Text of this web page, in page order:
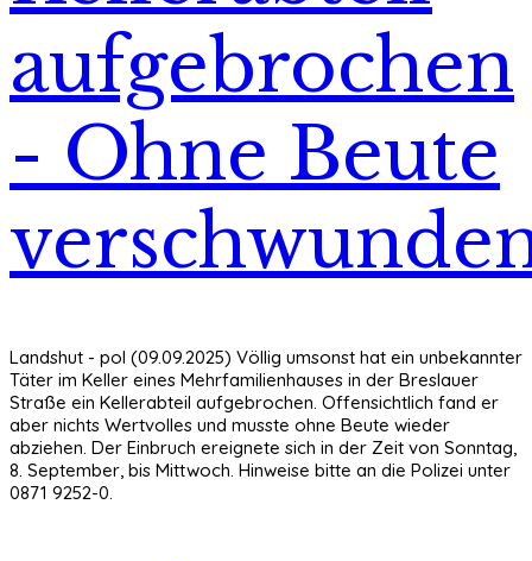
aufgebrochen
- Ohne Beute
Landshut - pol (09.09.2025) Völlig umsonst hat ein unbekannter
Täter im Keller eines Mehrfamilienhauses in der Breslauer
Straße ein Kellerabteil aufgebrochen. Offensichtlich fand er
aber nichts Wertvolles und musste ohne Beute wieder
abziehen. Der Einbruch ereignete sich in der Zeit von Sonntag,
8. September, bis Mittwoch. Hinweise bitte an die Polizei unter
0871 9252-0.